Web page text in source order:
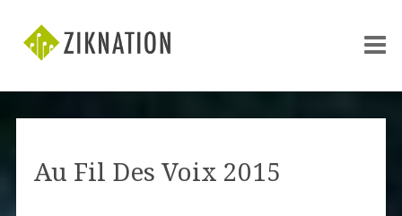
Au Fil Des Voix 2015